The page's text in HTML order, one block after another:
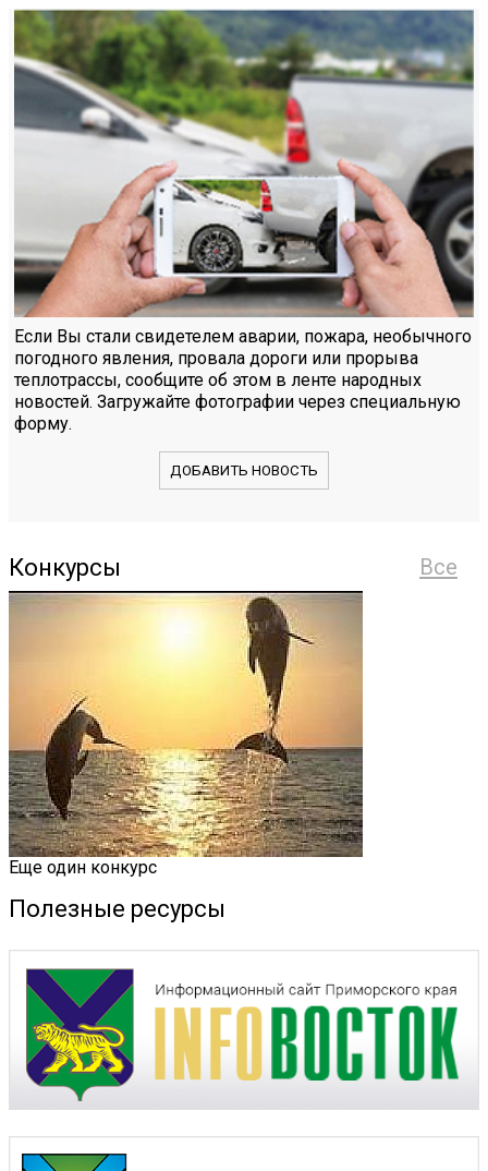
Если Вы стали свидетелем аварии, пожара, необычного
погодного явления, провала дороги или прорыва
теплотрассы, сообщите об этом в ленте народных
новостей. Загружайте фотографии через специальную
форму.
ДОБАВИТЬ НОВОСТЬ
Все
Конкурсы
Еще один конкурс
Полезные ресурсы